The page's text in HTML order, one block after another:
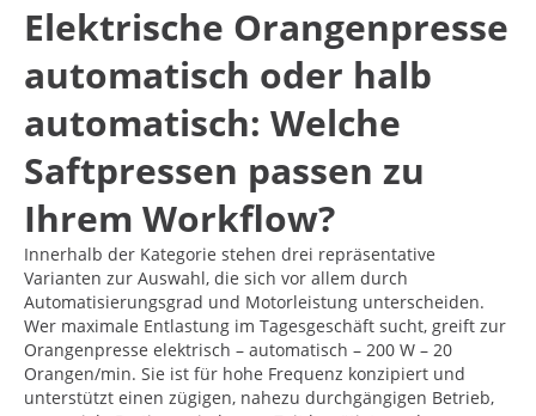
Elektrische Orangenpresse
automatisch oder halb
automatisch: Welche
Saftpressen passen zu
Ihrem Workflow?
Innerhalb der Kategorie stehen drei repräsentative
Varianten zur Auswahl, die sich vor allem durch
Automatisierungsgrad und Motorleistung unterscheiden.
Wer maximale Entlastung im Tagesgeschäft sucht, greift zur
Orangenpresse elektrisch – automatisch – 200 W – 20
Orangen/min. Sie ist für hohe Frequenz konzipiert und
unterstützt einen zügigen, nahezu durchgängigen Betrieb,